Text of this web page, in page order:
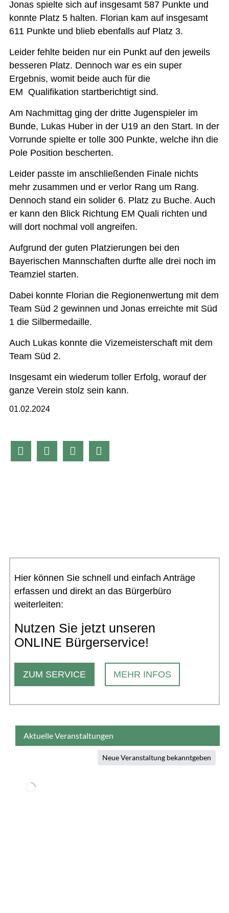
Jonas spielte sich auf insgesamt 587 Punkte und
konnte Platz 5 halten. Florian kam auf insgesamt
611 Punkte und blieb ebenfalls auf Platz 3.
Leider fehlte beiden nur ein Punkt auf den jeweils
besseren Platz. Dennoch war es ein super
Ergebnis, womit beide auch für die
EM Qualifikation startberichtigt sind.
Am Nachmittag ging der dritte Jugenspieler im
Bunde, Lukas Huber in der U19 an den Start. In der
Vorrunde spielte er tolle 300 Punkte, welche ihn die
Pole Position bescherten.
Leider passte im anschließenden Finale nichts
mehr zusammen und er verlor Rang um Rang.
Dennoch stand ein solider 6. Platz zu Buche. Auch
er kann den Blick Richtung EM Quali richten und
will dort nochmal voll angreifen.
Aufgrund der guten Platzierungen bei den
Bayerischen Mannschaften durfte alle drei noch im
Teamziel starten.
Dabei konnte Florian die Regionenwertung mit dem
Team Süd 2 gewinnen und Jonas erreichte mit Süd
1 die Silbermedaille.
Auch Lukas konnte die Vizemeisterschaft mit dem
Team Süd 2.
Insgesamt ein wiederum toller Erfolg, worauf der
ganze Verein stolz sein kann.
01.02.2024
   
Hier können Sie schnell und einfach Anträge
erfassen und direkt an das Bürgerbüro
weiterleiten:
Nutzen Sie jetzt unseren
ONLINE Bürgerservice!
ZUM SERVICE MEHR INFOS